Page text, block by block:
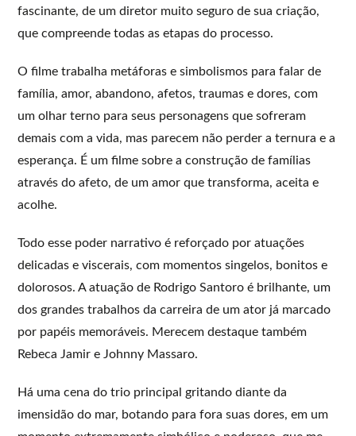
fascinante, de um diretor muito seguro de sua criação,
que compreende todas as etapas do processo.
O filme trabalha metáforas e simbolismos para falar de
família, amor, abandono, afetos, traumas e dores, com
um olhar terno para seus personagens que sofreram
demais com a vida, mas parecem não perder a ternura e a
esperança. É um filme sobre a construção de famílias
através do afeto, de um amor que transforma, aceita e
acolhe.
Todo esse poder narrativo é reforçado por atuações
delicadas e viscerais, com momentos singelos, bonitos e
dolorosos. A atuação de Rodrigo Santoro é brilhante, um
dos grandes trabalhos da carreira de um ator já marcado
por papéis memoráveis. Merecem destaque também
Rebeca Jamir e Johnny Massaro.
Há uma cena do trio principal gritando diante da
imensidão do mar, botando para fora suas dores, em um